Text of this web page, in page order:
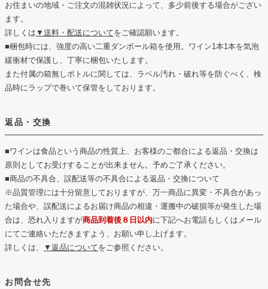
お住まいの地域・ご注文の混雑状況によって、多少前後する場合がござい
ます。
詳しくは ▼送料・配送についてをご確認願います。
■梱包時には、強度の高い二重ダンボール箱を使用。ワイン1本1本を気泡
緩衝材で保護し、丁寧に梱包いたします。
また付属の箱無しボトルに関しては、ラベル汚れ・破れ等を防ぐべく、検
品時にラップで巻いて保管をしております。
返品・交換
■ワインは食品という商品の性質上、お客様のご都合による返品・交換は
原則としてお受けすることが出来ません。予めご了承ください。
■商品の不具合、誤配送等の不具合による返品・交換について
※品質管理には十分留意しておりますが、万一商品に異変・不具合があっ
た場合や、誤配送によるお届け商品の相違・運搬中の破損等が発生した場
合は、恐れ入りますが商品到着後８日以内に下記へお電話もしくはメール
にてご連絡いただきますよう、お願い申し上げます。
詳しくは、
▼返品についてをご参照ください。
お問合せ先